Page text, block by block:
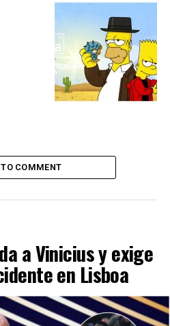
COMMENT
a Vinicius y exige
en Lisboa